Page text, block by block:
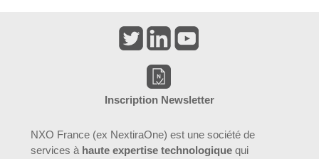
Inscription Newsletter
NXO France (ex NextiraOne) est une société de
services à haute expertise technologique qui